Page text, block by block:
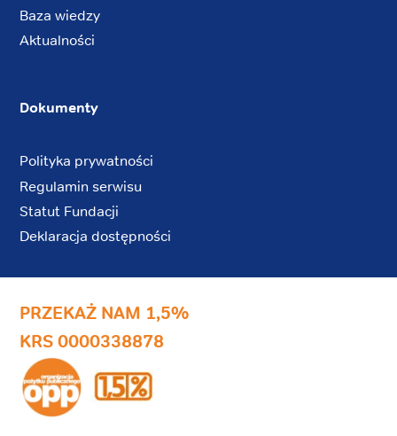
Baza wiedzy
Aktualności
Dokumenty
Polityka prywatności
Regulamin serwisu
Statut Fundacji
Deklaracja dostępności
PRZEKAŻ NAM 1,5%
KRS 0000338878